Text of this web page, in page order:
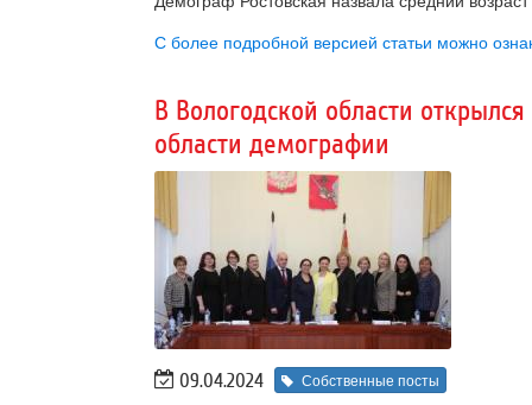
С более подробной версией статьи можно
В Вологодской области
области демографии
09.04.2024 Собственные посты